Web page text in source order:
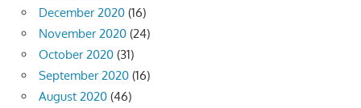
December 2020 (16)
November 2020 (24)
October 2020 (31)
September 2020 (16)
August 2020 (46)